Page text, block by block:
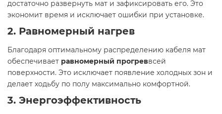
достаточно развернуть мат и зафиксировать его. Это
экономит время и исключает ошибки при установке.
2. Равномерный нагрев
Благодаря оптимальному распределению кабеля мат
обеспечивает равномерный прогреввсей
поверхности. Это исключает появление холодных зон и
делает ходьбу по полу максимально комфортной.
3. Энергоэффективность